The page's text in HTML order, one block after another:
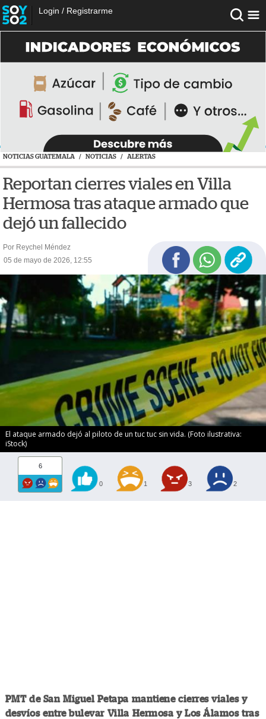
Login / Registrarme
NOTICIAS GUATEMALA / NOTICIAS / ALERTAS
Reportan cierres viales en Villa
Hermosa tras ataque armado que
dejó un fallecido
Por Reychel Méndez
05 de mayo de 2026, 12:55
El ataque armado dejó al piloto de un tuc tuc sin vida. (Foto ilustrativa:
iStock)
6
0 1 3 2
PMT de San Miguel Petapa mantiene cierres viales y
desvíos entre bulevar Villa Hermosa y Los Álamos tras